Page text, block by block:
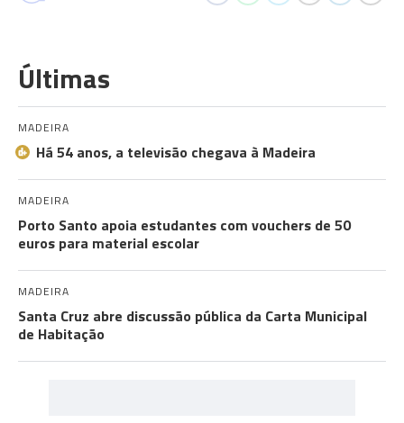
Últimas
MADEIRA
Há 54 anos, a televisão chegava à Madeira
MADEIRA
Porto Santo apoia estudantes com vouchers de 50
euros para material escolar
MADEIRA
Santa Cruz abre discussão pública da Carta Municipal
de Habitação